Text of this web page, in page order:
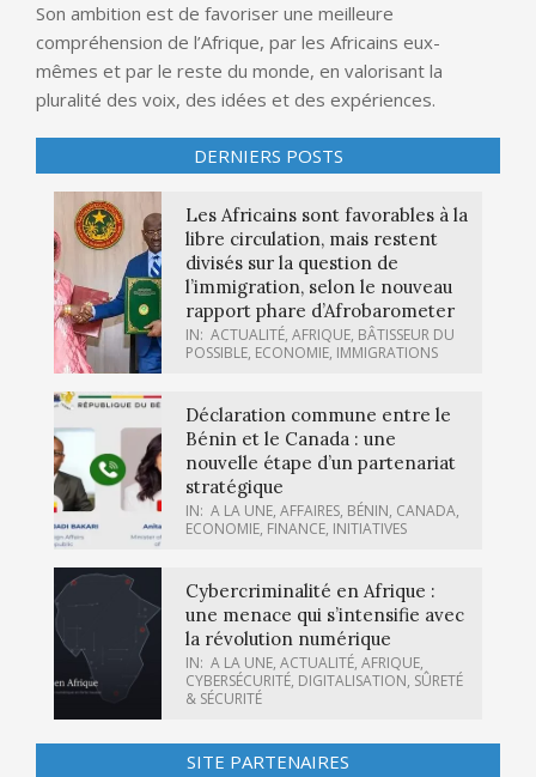
Son ambition est de favoriser une meilleure
compréhension de l’Afrique, par les Africains eux-
mêmes et par le reste du monde, en valorisant la
pluralité des voix, des idées et des expériences.
DERNIERS POSTS
Les Africains sont favorables à la
libre circulation, mais restent
divisés sur la question de
l’immigration, selon le nouveau
rapport phare d’Afrobarometer
IN: ACTUALITÉ, AFRIQUE, BÂTISSEUR DU
POSSIBLE, ECONOMIE, IMMIGRATIONS
Déclaration commune entre le
Bénin et le Canada : une
nouvelle étape d’un partenariat
stratégique
IN: A LA UNE, AFFAIRES, BÉNIN, CANADA,
ECONOMIE, FINANCE, INITIATIVES
Cybercriminalité en Afrique :
une menace qui s’intensifie avec
la révolution numérique
IN: A LA UNE, ACTUALITÉ, AFRIQUE,
CYBERSÉCURITÉ, DIGITALISATION, SÛRETÉ
& SÉCURITÉ
SITE PARTENAIRES